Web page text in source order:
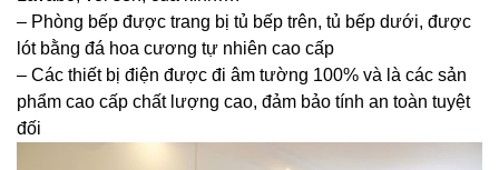
– Phòng bếp được trang bị tủ bếp trên, tủ bếp dưới, được
lót bằng đá hoa cương tự nhiên cao cấp
– Các thiết bị điện được đi âm tường 100% và là các sản
phẩm cao cấp chất lượng cao, đảm bảo tính an toàn tuyệt
đối